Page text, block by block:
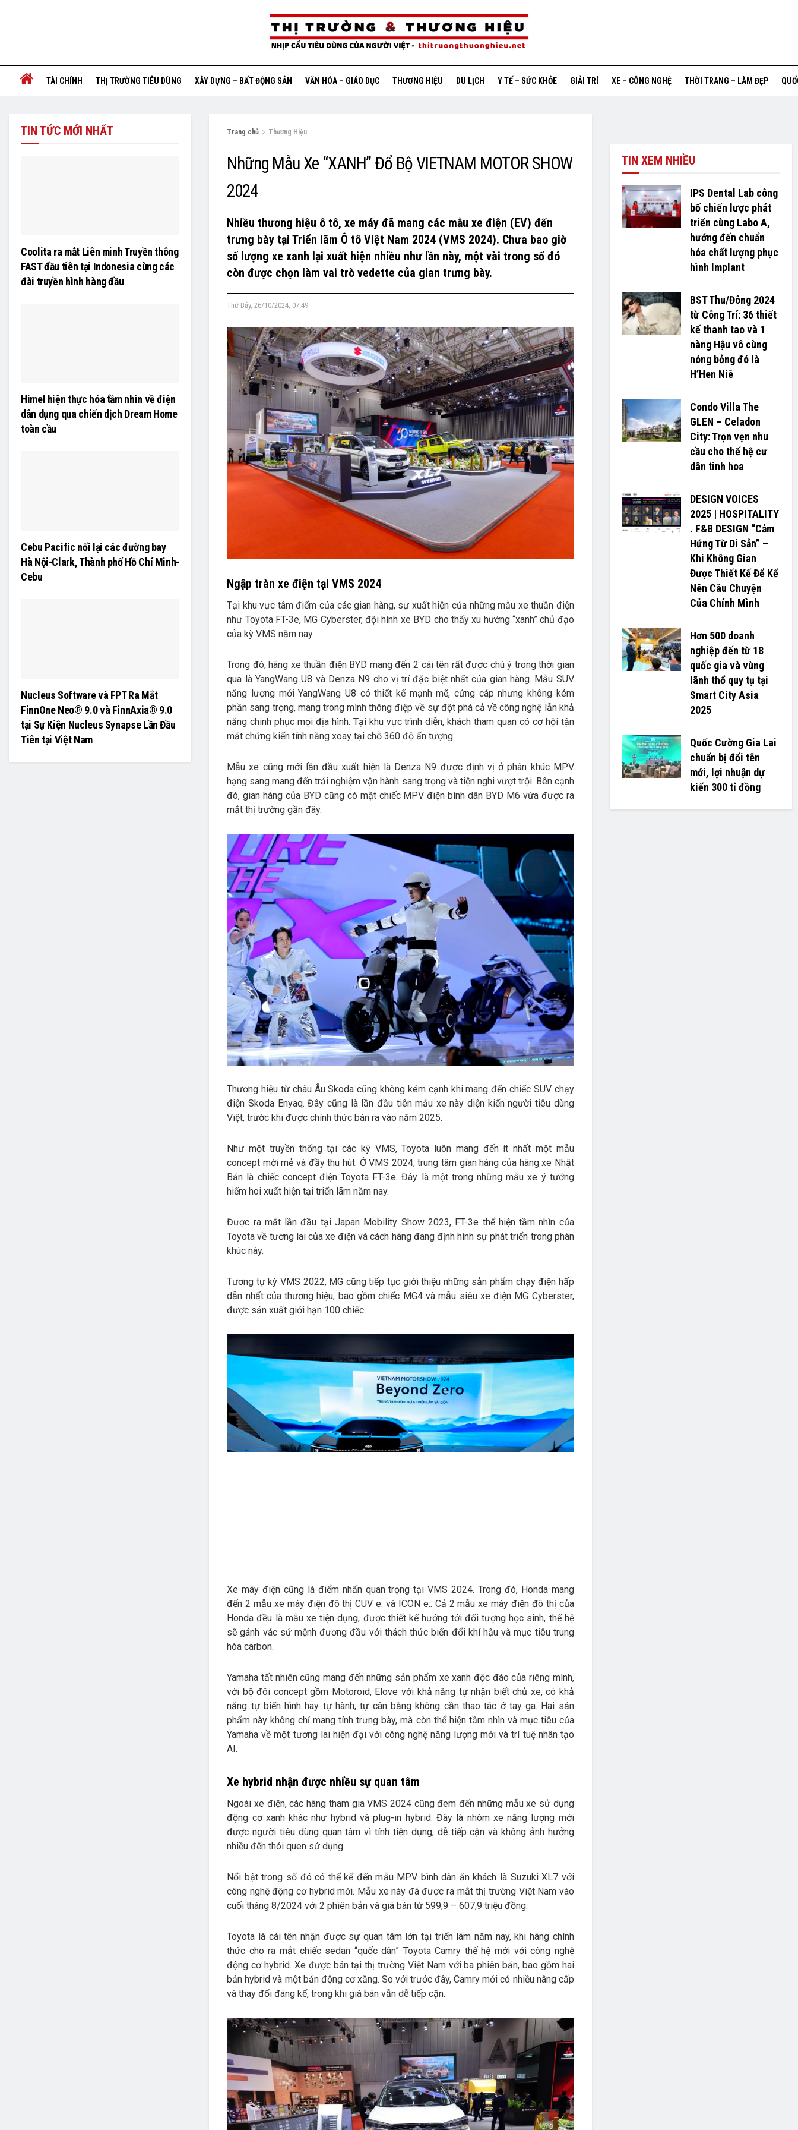
TÀI CHÍNH THỊ TRƯỜNG TIÊU DÙNG XÂY DỰNG – BẤT ĐỘNG SẢN VĂN HÓA – GIÁO DỤC THƯƠNG HIỆU DU LỊCH Y TẾ – SỨC KHỎE GIẢI TRÍ XE – CÔNG NGHỆ THỜI TRANG – LÀM ĐẸP
Trang chủ Thương Hiệu
Những Mẫu Xe “XANH” Đổ Bộ VIETNAM MOTOR SHOW
2024
Nhiều thương hiệu ô tô, xe máy đã mang các mẫu xe điện (EV) đến
trưng bày tại Triển lãm Ô tô Việt Nam 2024 (VMS 2024). Chưa bao giờ
số lượng xe xanh lại xuất hiện nhiều như lần này, một vài trong số đó
còn được chọn làm vai trò vedette của gian trưng bày.
Thứ Bảy, 26/10/2024, 07:49
Ngập tràn xe điện tại VMS 2024
Tại khu vực tâm điểm của các gian hàng, sự xuất hiện của những mẫu xe thuần điện
như Toyota FT-3e, MG Cyberster, đội hình xe BYD cho thấy xu hướng “xanh” chủ đạo
của kỳ VMS năm nay.
Trong đó, hãng xe thuần điện BYD mang đến 2 cái tên rất được chú ý trong thời gian
qua là YangWang U8 và Denza N9 cho vị trí đặc biệt nhất của gian hàng. Mẫu SUV
năng lượng mới YangWang U8 có thiết kế mạnh mẽ, cứng cáp nhưng không kém
phần sang trọng, mang trong mình thông điệp về sự đột phá cả về công nghệ lẫn khả
năng chinh phục mọi địa hình. Tại khu vực trình diễn, khách tham quan có cơ hội tận
mắt chứng kiến tính năng xoay tại chỗ 360 độ ấn tượng.
Mẫu xe cũng mới lần đầu xuất hiện là Denza N9 được định vị ở phân khúc MPV
hạng sang mang đến trải nghiệm vận hành sang trọng và tiện nghi vượt trội. Bên cạnh
đó, gian hàng của BYD cũng có mặt chiếc MPV điện bình dân BYD M6 vừa được ra
mắt thị trường gần đây.
Thương hiệu từ châu Âu Skoda cũng không kém cạnh khi mang đến chiếc SUV chạy
điện Skoda Enyaq. Đây cũng là lần đầu tiên mẫu xe này diện kiến người tiêu dùng
Việt, trước khi được chính thức bán ra vào năm 2025.
Như một truyền thống tại các kỳ VMS, Toyota luôn mang đến ít nhất một mẫu
concept mới mẻ và đầy thu hút. Ở VMS 2024, trung tâm gian hàng của hãng xe Nhật
Bản là chiếc concept điện Toyota FT-3e. Đây là một trong những mẫu xe ý tưởng
hiếm hoi xuất hiện tại triển lãm năm nay.
Được ra mắt lần đầu tại Japan Mobility Show 2023, FT-3e thể hiện tầm nhìn của
Toyota về tương lai của xe điện và cách hãng đang định hình sự phát triển trong phân
khúc này.
Tương tự kỳ VMS 2022, MG cũng tiếp tục giới thiệu những sản phẩm chạy điện hấp
dẫn nhất của thương hiệu, bao gồm chiếc MG4 và mẫu siêu xe điện MG Cyberster,
được sản xuất giới hạn 100 chiếc.
Xe máy điện cũng là điểm nhấn quan trọng tại VMS 2024. Trong đó, Honda mang
đến 2 mẫu xe máy điện đô thị CUV e: và ICON e:. Cả 2 mẫu xe máy điện đô thị của
Honda đều là mẫu xe tiện dụng, được thiết kế hướng tới đối tượng học sinh, thế hệ
sẽ gánh vác sứ mệnh đương đầu với thách thức biến đổi khí hậu và mục tiêu trung
hòa carbon.
Yamaha tất nhiên cũng mang đến những sản phẩm xe xanh độc đáo của riêng mình,
với bộ đôi concept gồm Motoroid, Elove với khả năng tự nhận biết chủ xe, có khả
năng tự biến hình hay tự hành, tự cân bằng không cần thao tác ở tay ga. Hai sản
phẩm này không chỉ mang tính trưng bày, mà còn thể hiện tầm nhìn và mục tiêu của
Yamaha về một tương lai hiện đại với công nghệ năng lượng mới và trí tuệ nhân tạo
AI.
Xe hybrid nhận được nhiều sự quan tâm
Ngoài xe điện, các hãng tham gia VMS 2024 cũng đem đến những mẫu xe sử dụng
động cơ xanh khác như hybrid và plug-in hybrid. Đây là nhóm xe năng lượng mới
được người tiêu dùng quan tâm vì tính tiện dụng, dễ tiếp cận và không ảnh hưởng
nhiều đến thói quen sử dụng.
Nổi bật trong số đó có thể kể đến mẫu MPV bình dân ăn khách là Suzuki XL7 với
công nghệ động cơ hybrid mới. Mẫu xe này đã được ra mắt thị trường Việt Nam vào
cuối tháng 8/2024 với 2 phiên bản và giá bán từ 599,9 – 607,9 triệu đồng.
Toyota là cái tên nhận được sự quan tâm lớn tại triển lãm năm nay, khi hãng chính
thức cho ra mắt chiếc sedan “quốc dân” Toyota Camry thế hệ mới với công nghệ
động cơ hybrid. Xe được bán tại thị trường Việt Nam với ba phiên bản, bao gồm hai
bản hybrid và một bản động cơ xăng. So với trước đây, Camry mới có nhiều nâng cấp
và thay đổi đáng kể, trong khi giá bán vẫn dễ tiếp cận.
TIN TỨC MỚI NHẤT
Coolita ra mắt Liên minh Truyền thông
FAST đầu tiên tại Indonesia cùng các
đài truyền hình hàng đầu
Himel hiện thực hóa tầm nhìn về điện
dân dụng qua chiến dịch Dream Home
toàn cầu
Cebu Pacific nối lại các đường bay
Hà Nội-Clark, Thành phố Hồ Chí Minh-
Cebu
Nucleus Software và FPT Ra Mắt
FinnOne Neo® 9.0 và FinnAxia® 9.0
tại Sự Kiện Nucleus Synapse Lần Đầu
Tiên tại Việt Nam
TIN XEM NHIỀU
IPS Dental Lab công
bố chiến lược phát
triển cùng Labo A,
hướng đến chuẩn
hóa chất lượng phục
hình Implant
BST Thu/Đông 2024
từ Công Trí: 36 thiết
kế thanh tao và 1
nàng Hậu vô cùng
nóng bỏng đó là
H’H­­­­en Niê
Condo Villa The
GLEN – Celadon
City: Trọn vẹn nhu
cầu cho thế hệ cư
dân tinh hoa
DESIGN VOICES
2025 | HOSPITALITY
. F&B DESIGN “Cảm
Hứng Từ Di Sản” –
Khi Không Gian
Được Thiết Kế Để Kể
Nên Câu Chuyện
Của Chính Mình
Hơn 500 doanh
nghiệp đến từ 18
quốc gia và vùng
lãnh thổ quy tụ tại
Smart City Asia
2025
Quốc Cường Gia Lai
chuẩn bị đổi tên
mới, lợi nhuận dự
kiến 300 tỉ đồng